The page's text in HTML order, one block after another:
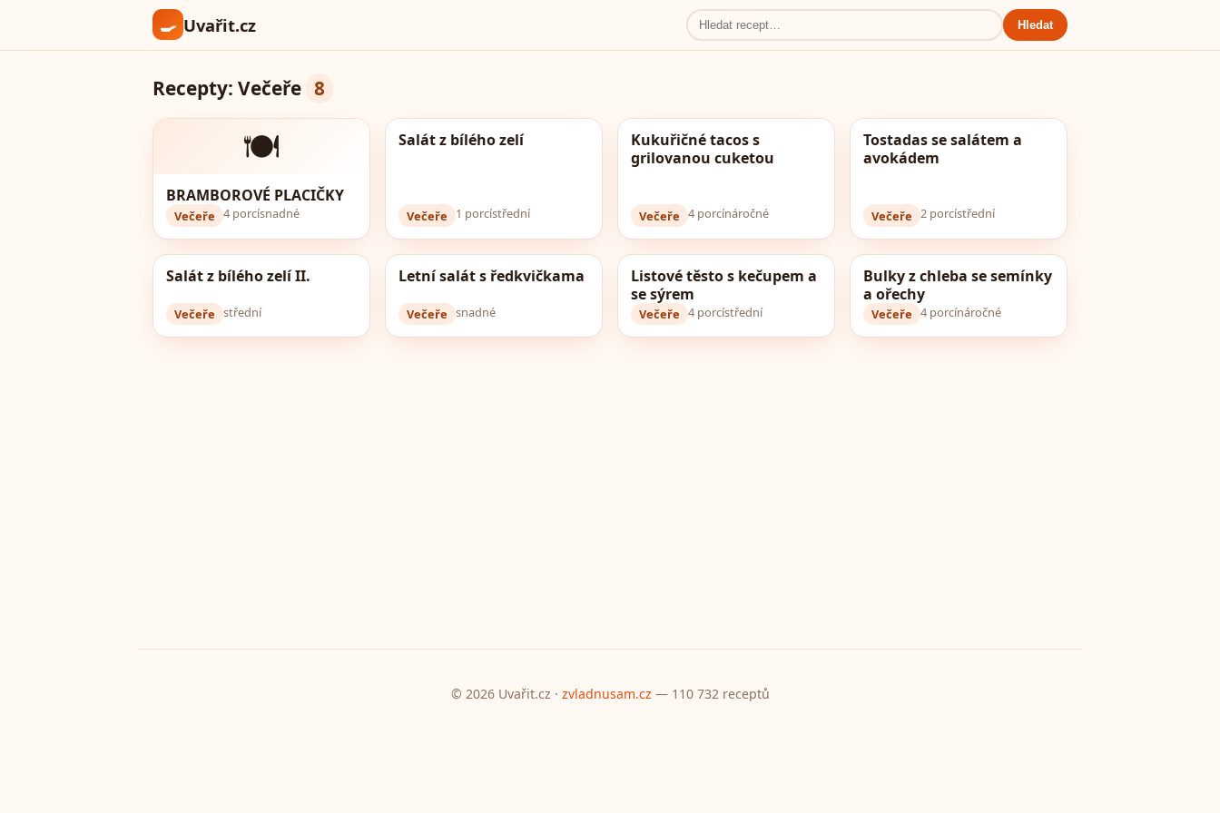
🍳 Uvařit.cz Hledat
Recepty: Večeře 8
🍽️
BRAMBOROVÉ PLACIČKY
Večeře 4 porcísnadné
Salát z bílého zelí
Večeře 1 porcístřední
Kukuřičné tacos s
grilovanou cuketou
Večeře 4 porcínáročné
Tostadas se salátem a
avokádem
Večeře 2 porcístřední
Salát z bílého zelí II.
Večeře střední
Letní salát s ředkvičkama
Večeře snadné
Listové těsto s kečupem a
se sýrem
Večeře 4 porcístřední
Bulky z chleba se semínky
a ořechy
Večeře 4 porcínáročné
© 2026 Uvařit.cz · zvladnusam.cz — 110 732 receptů